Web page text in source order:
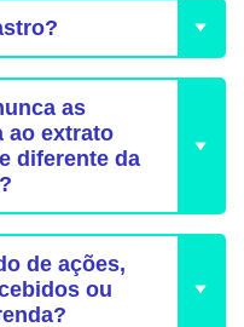
as
ao extrato
diferente da
de ações,
ou